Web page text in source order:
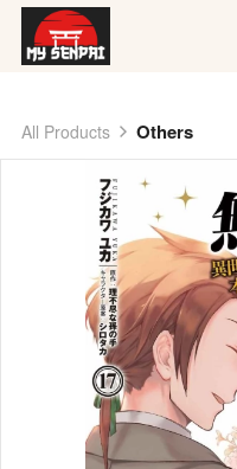
All Products Others